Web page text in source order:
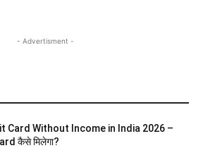
- Advertisment -
Card Without Income in India 2026 –
कैसे मिलेगा?